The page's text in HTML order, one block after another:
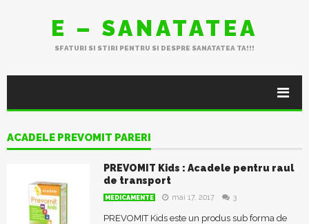
E – SANATATEA
SFATURI SI STIRI PENTRU SI DESPRE SANATATEA TA!!!
ACADELE PREVOMIT PARERI
PREVOMIT Kids : Acadele pentru raul
de transport
MEDICAMENTE mai 17, 2017 3
PREVOMIT Kids este un produs sub forma de